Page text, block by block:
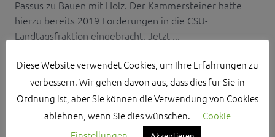
Passus zu Bauen mit Holz. Der Kammersteiner hatte
hierzu bereits 2019 Forderungen in die CSU-
Landtagsfraktion eingebracht. Jetzt ...
Search Sidebar Widget Area
Diese Website verwendet Cookies, um Ihre Erfahrungen zu
verbessern. Wir gehen davon aus, dass dies für Sie in
Ordnung ist, aber Sie können die Verwendung von Cookies
ablehnen, wenn Sie dies wünschen.
Cookie